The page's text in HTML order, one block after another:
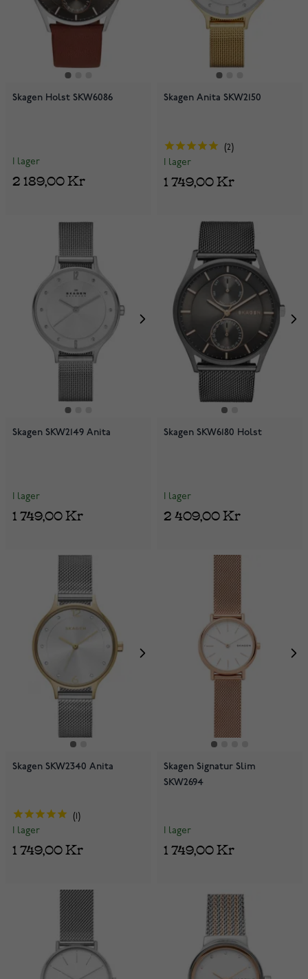
Skagen Holst SKW6086
I lager
2 189,00 Kr
Skagen Anita SKW2150
2
I lager
1 749,00 Kr
Skagen SKW2149 Anita
I lager
1 749,00 Kr
Skagen SKW6180 Holst
I lager
2 409,00 Kr
Skagen SKW2340 Anita
I lager
1 749,00 Kr
Skagen Signatur Slim
SKW2694
I lager
1 749,00 Kr